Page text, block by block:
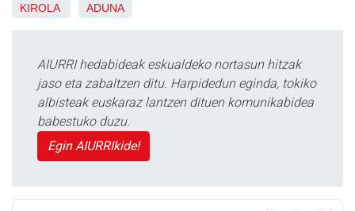
KIROLA ADUNA
AIURRI hedabideak eskualdeko nortasun hitzak
jaso eta zabaltzen ditu. Harpidedun eginda, tokiko
albisteak euskaraz lantzen dituen komunikabidea
babestuko duzu.
Egin AIURRIkide!